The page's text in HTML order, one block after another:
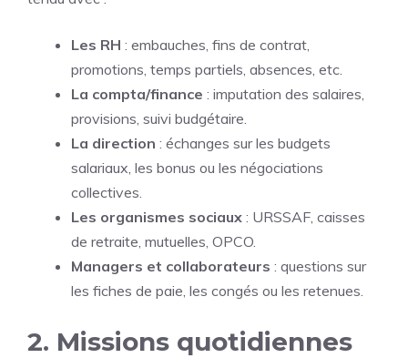
Les RH : embauches, fins de contrat,
promotions, temps partiels, absences, etc.
La compta/finance : imputation des salaires,
provisions, suivi budgétaire.
La direction : échanges sur les budgets
salariaux, les bonus ou les négociations
collectives.
Les organismes sociaux : URSSAF, caisses
de retraite, mutuelles, OPCO.
Managers et collaborateurs : questions sur
les fiches de paie, les congés ou les retenues.
2. Missions quotidiennes